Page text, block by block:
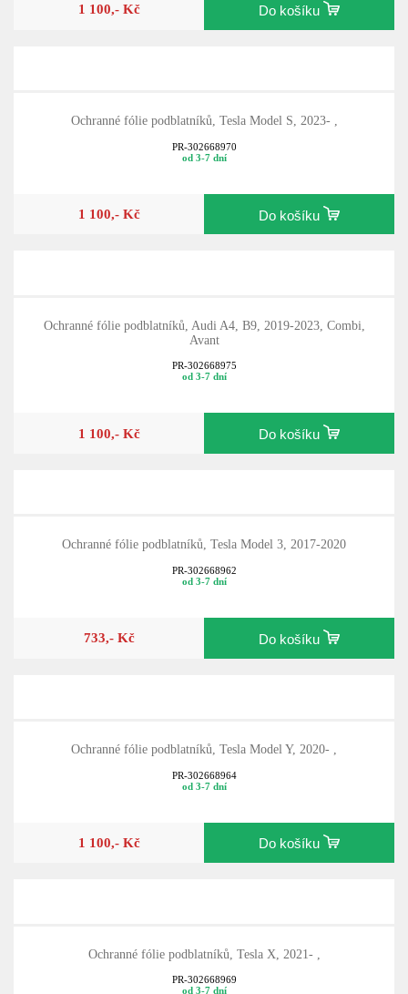
1 100,- Kč Do košíku
Ochranné fólie podblatníků, Tesla Model S, 2023- ,
PR-302668970
od 3-7 dní
1 100,- Kč Do košíku
Ochranné fólie podblatníků, Audi A4, B9, 2019-2023, Combi,
Avant
PR-302668975
od 3-7 dní
1 100,- Kč Do košíku
Ochranné fólie podblatníků, Tesla Model 3, 2017-2020
PR-302668962
od 3-7 dní
733,- Kč Do košíku
Ochranné fólie podblatníků, Tesla Model Y, 2020- ,
PR-302668964
od 3-7 dní
1 100,- Kč Do košíku
Ochranné fólie podblatníků, Tesla X, 2021- ,
PR-302668969
od 3-7 dní